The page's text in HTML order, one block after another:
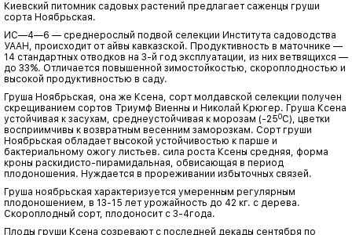
Киевский питомник садовых растений предлагает саженцы груши
сорта Ноябрьская.
ИС—4—6 — среднерослый подвой селекции Института садоводства
УААН, происходит от айвы кавказской. Продуктивность в маточнике —
14 стандартных отводков на 3-й год эксплуатации, из них ветвящихся —
до 33%. Отличается повышенной зимостойкостью, скороплодностью и
высокой продуктивностью в саду.
Груша Ноябрьская, она же Ксена, сорт молдавской селекции получен
скрещиванием сортов Триумф Виенны и Николай Крюгер. Груша Ксена
устойчивая к засухам, среднеустойчивая к морозам (-250С), цветки
восприимчивы к возвратным весенним заморозкам. Сорт груши
Ноябрьская обладает высокой устойчивостью к парше и
бактериальному ожогу листьев. сила роста Ксены средняя, форма
кроны раскидисто-пирамидальная, обвисающая в период
плодоношения. Нуждается в прореживании избыточных связей.
Груша ноябрьская характеризуется умеренным регулярным
плодоношением, в 13-15 лет урожайность до 42 кг. с дерева.
Скороплодный сорт, плодоносит с 3-4года.
Плоды груши Ксена созревают с последней декады сентября по